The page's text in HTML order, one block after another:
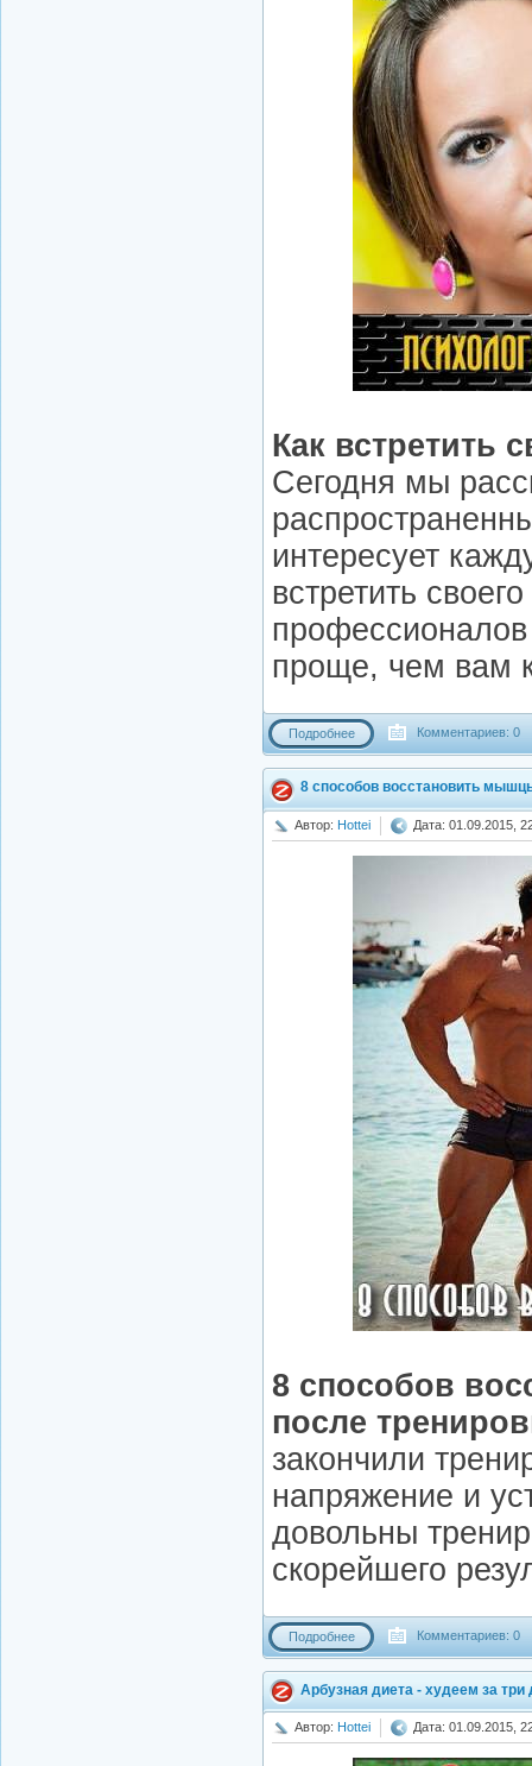
Как встретить
Сегодня мы
интересует
встретить
профессионалов
проще, чем вам
Подробнее Комментариев: 0
8 способов восстановить
Автор: Hottei Дата: 01.09.2015,
8 способов
после
закончили
напряжение и
довольны
скорейшего
Подробнее Комментариев: 0
Арбузная диета - худеем за три
Автор: Hottei Дата: 01.09.2015,